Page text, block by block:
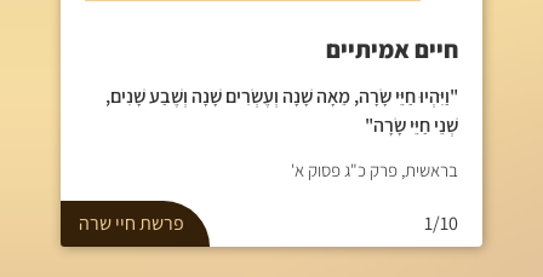
חיים אמיתיים
"וַיִּהְיוּ חַיֵּי שָׂרָה, מֵאָה שָׁנָה וְעֶשְׂרִים שָׁנָה וְשֶׁבַע שָׁנִים,
שְׁנֵי חַיֵּי שָׂרָה"
בראשית, פרק כ"ג פסוק א'
1/10 פרשתחיי שרה